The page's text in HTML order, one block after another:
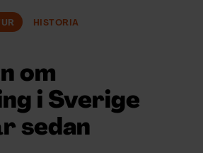
HISTORIA
om
i Sverige
sedan